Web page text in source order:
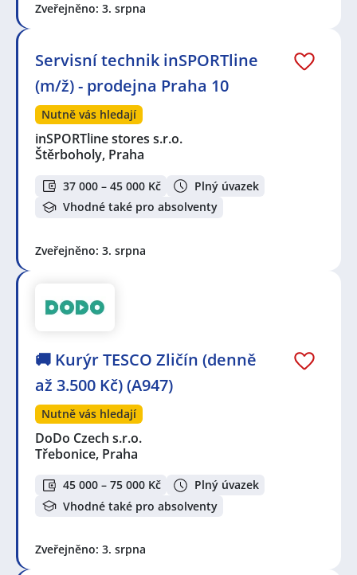
Zveřejněno: 3. srpna
Servisní technik inSPORTline
(m/ž) - prodejna Praha 10
Nutně vás hledají
inSPORTline stores s.r.o.
Štěrboholy, Praha
37 000 – 45 000 Kč
Plný úvazek
Vhodné také pro absolventy
Zveřejněno: 3. srpna
🚚 Kurýr TESCO Zličín (denně
až 3.500 Kč) (A947)
Nutně vás hledají
DoDo Czech s.r.o.
Třebonice, Praha
45 000 – 75 000 Kč
Plný úvazek
Vhodné také pro absolventy
Zveřejněno: 3. srpna